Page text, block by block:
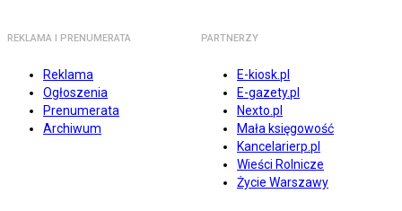
REKLAMA I PRENUMERATA
Reklama
Ogłoszenia
Prenumerata
Archiwum
PARTNERZY
E-kiosk.pl
E-gazety.pl
Nexto.pl
Mała księgowość
Kancelarierp.pl
Wieści Rolnicze
Życie Warszawy